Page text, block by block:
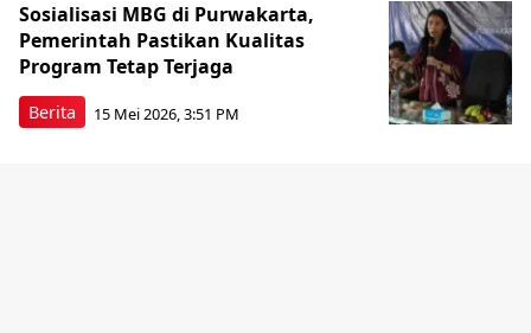
Berita
Sosialisasi MBG di Purwakarta,
Pemerintah Pastikan Kualitas
Program Tetap Terjaga
15 Mei 2026, 3:51 PM